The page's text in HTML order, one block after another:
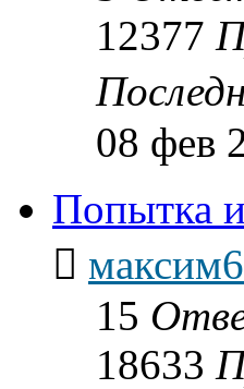
12377
08 фев
Попытка
15
18633